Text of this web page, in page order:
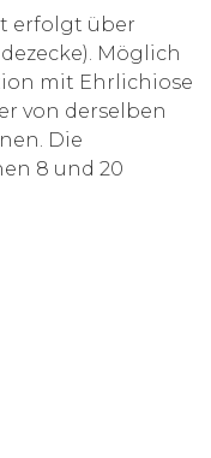
erfolgt über
Möglich
mit Ehrlichiose
von derselben
Die
8 und 20